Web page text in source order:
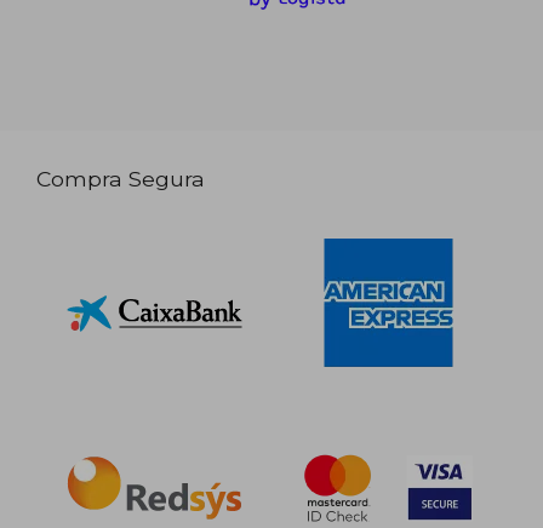
Compra Segura